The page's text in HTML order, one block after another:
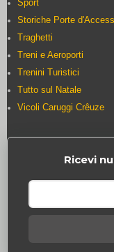
Sport
Storiche Porte
Traghetti
Treni e Aeroporti
Trenini Turistici
Tutto sul Natale
Vicoli Caruggi Crêuze
Ricevi